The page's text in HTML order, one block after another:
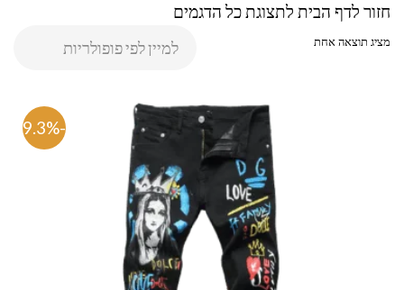
חזור לדף הבית לתצוגת כל הדגמים
מציג תוצאה אחת
-69.3%